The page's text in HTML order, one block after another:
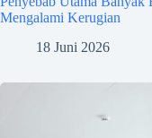
Mengalami Kerugian
18 Juni 2026